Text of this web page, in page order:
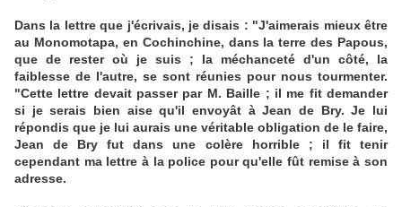
Dans la lettre que j'écrivais, je disais : "J'aimerais mieux être
au Monomotapa, en Cochinchine, dans la terre des Papous,
que de rester où je suis ; la méchanceté d'un côté, la
faiblesse de l'autre, se sont réunies pour nous tourmenter.
"Cette lettre devait passer par M. Baille ; il me fit demander
si je serais bien aise qu'il envoyât à Jean de Bry. Je lui
répondis que je lui aurais une véritable obligation de le faire,
Jean de Bry fut dans une colère horrible ; il fit tenir
cependant ma lettre à la police pour qu'elle fût remise à son
adresse.